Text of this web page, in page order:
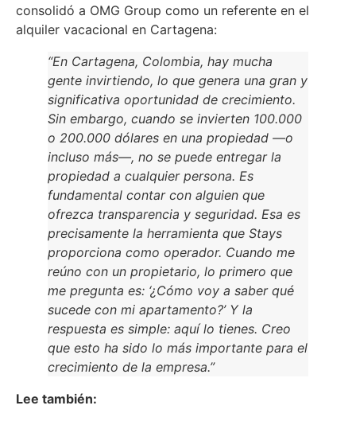
consolidó a OMG Group como un referente en el
alquiler vacacional en Cartagena:
“En Cartagena, Colombia, hay mucha
gente invirtiendo, lo que genera una gran y
significativa oportunidad de crecimiento.
Sin embargo, cuando se invierten 100.000
o 200.000 dólares en una propiedad —o
incluso más—, no se puede entregar la
propiedad a cualquier persona. Es
fundamental contar con alguien que
ofrezca transparencia y seguridad. Esa es
precisamente la herramienta que Stays
proporciona como operador. Cuando me
reúno con un propietario, lo primero que
me pregunta es: ‘¿Cómo voy a saber qué
sucede con mi apartamento?’ Y la
respuesta es simple: aquí lo tienes. Creo
que esto ha sido lo más importante para el
crecimiento de la empresa.”
Lee también: